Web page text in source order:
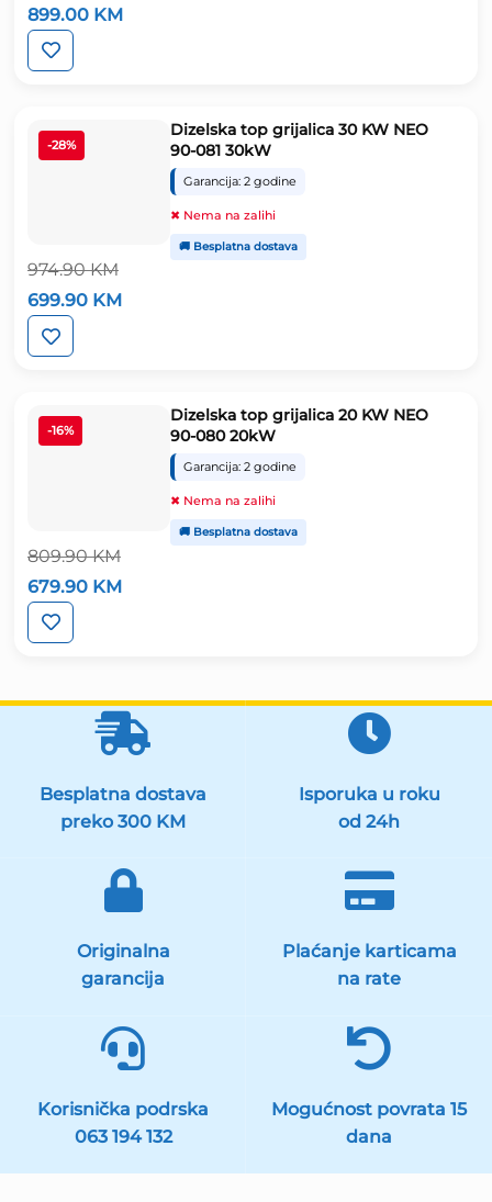
Izvorna
cijena
bila
je:
899.00 KM
-28%
974.90KM
Izvorna
cijena
bila
je:
699.90 KM
Dizelska top grijalica 30 KW NEO
90-081 30kW
Garancija: 2 godine
✖ Nema na zalihi
🚚 Besplatna dostava
-16%
809.90KM
Izvorna
cijena
bila
je:
679.90 KM
Dizelska top grijalica 20 KW NEO
90-080 20kW
Garancija: 2 godine
✖ Nema na zalihi
🚚 Besplatna dostava
Besplatna dostava
preko 300 KM
Isporuka u roku
od 24h
Originalna
garancija
Plaćanje karticama
na rate
Korisnička podrska
063 194 132
Mogućnost povrata 15
dana